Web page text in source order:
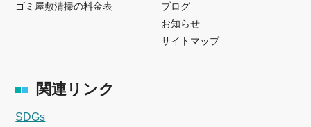
ゴミ屋敷清掃の料金表
ブログ
お知らせ
サイトマップ
関連リンク
SDGs